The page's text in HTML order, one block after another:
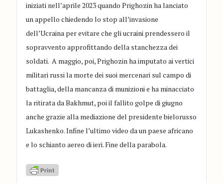
iniziati nell’aprile 2023 quando Prighozin ha lanciato
un appello chiedendo lo stop all’invasione
dell’Ucraina per evitare che gli ucraini prendessero il
sopravvento approfittando della stanchezza dei
soldati. A maggio, poi, Prighozin ha imputato ai vertici
militari russi la morte dei suoi mercenari sul campo di
battaglia, della mancanza di munizioni e ha minacciato
la ritirata da Bakhmut, poi il fallito golpe di giugno
anche grazie alla mediazione del presidente bielorusso
Lukashenko. Infine l’ultimo video da un paese africano
e lo schianto aereo di ieri. Fine della parabola.